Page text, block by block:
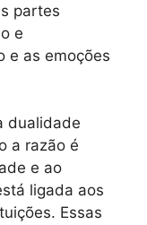
partes
e
e as emoções
dualidade
a razão é
e ao
ligada aos
Essas